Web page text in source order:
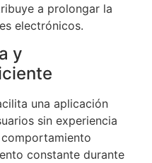
a prolongar la
electrónicos.
y
una aplicación
sin experiencia
constante durante